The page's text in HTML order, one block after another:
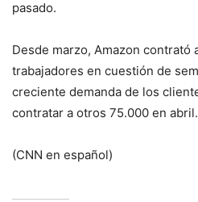
pasado.
Desde marzo, Amazon contrató
trabajadores en cuestión de
creciente demanda de los
contratar a otros 75.000 en abril.
(CNN en español)